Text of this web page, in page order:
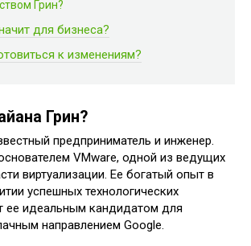
Грин?
для бизнеса?
к изменениям?
Грин?
предприниматель и инженер.
VMware, одной из ведущих
виртуализации. Ее богатый опыт в
успешных технологических
ее идеальным кандидатом для
направлением Google.